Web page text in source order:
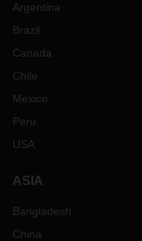
Argentina
Brazil
Canada
Chile
Mexico
Peru
USA
ASIA
Bangladesh
China